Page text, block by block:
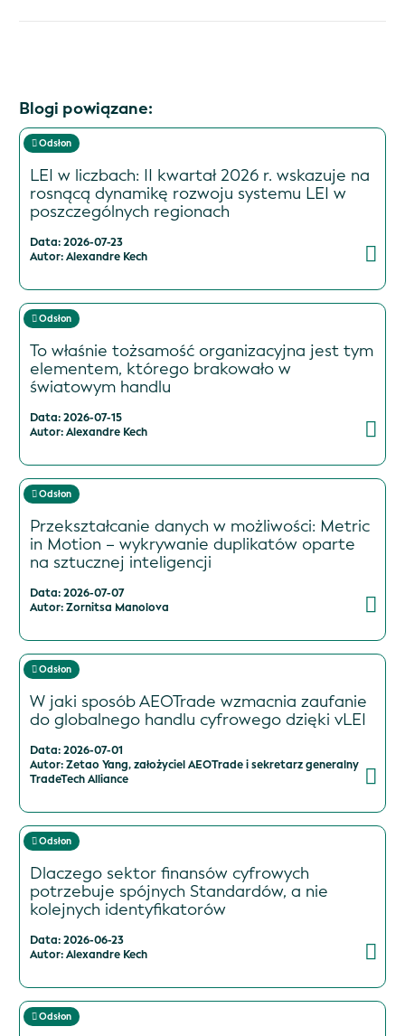
Blogi powiązane:
Odsłon
LEI w liczbach: II kwartał 2026 r. wskazuje na
rosnącą dynamikę rozwoju systemu LEI w
poszczególnych regionach
Data: 2026-07-23
Autor: Alexandre Kech
Odsłon
To właśnie tożsamość organizacyjna jest tym
elementem, którego brakowało w
światowym handlu
Data: 2026-07-15
Autor: Alexandre Kech
Odsłon
Przekształcanie danych w możliwości: Metric
in Motion – wykrywanie duplikatów oparte
na sztucznej inteligencji
Data: 2026-07-07
Autor: Zornitsa Manolova
Odsłon
W jaki sposób AEOTrade wzmacnia zaufanie
do globalnego handlu cyfrowego dzięki vLEI
Data: 2026-07-01
Autor: Zetao Yang, założyciel AEOTrade i sekretarz generalny
TradeTech Alliance
Odsłon
Dlaczego sektor finansów cyfrowych
potrzebuje spójnych Standardów, a nie
kolejnych identyfikatorów
Data: 2026-06-23
Autor: Alexandre Kech
Odsłon